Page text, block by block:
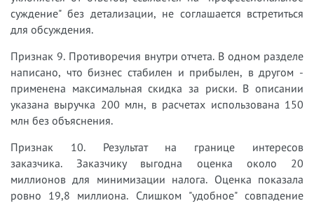
суждение" без детализации, не соглашается встретиться
для обсуждения.
Признак 9. Противоречия внутри отчета. В одном разделе
написано, что бизнес стабилен и прибылен, в другом -
применена максимальная скидка за риски. В описании
указана выручка 200 млн, в расчетах использована 150
млн без объяснения.
Признак 10. Результат на границе интересов
заказчика. Заказчику выгодна оценка около 20
миллионов для минимизации налога. Оценка показала
ровно 19,8 миллиона. Слишком "удобное" совпадение